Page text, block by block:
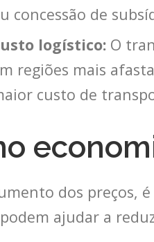
concessão de
logístico:O
regiões mais
custo de
dos preços,
ajudar a